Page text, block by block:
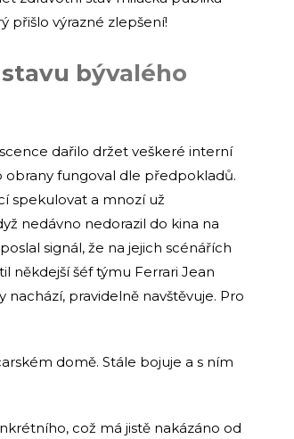
přišlo výrazné zlepšení!
bývalého
dařilo držet veškeré interní
obrany fungoval dle předpokladů.
spekulovat a mnozí už
nedávno nedorazil do kina na
signál, že na jejich scénářích
někdejší šéf týmu Ferrari Jean
pravidelně navštěvuje. Pro
domě. Stále bojuje a s ním
což má jistě nakázáno od